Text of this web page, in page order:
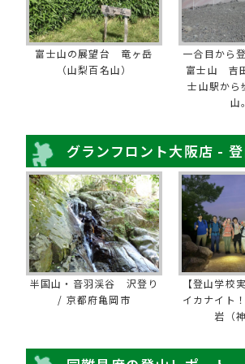
富士山の展望台 竜ヶ岳
（山梨百名山）
一合目から
富士山 吉
士山駅から
山
グランフロント大阪店 -
半国山・音羽渓谷 沢登り
/ 京都府亀岡市
【登山学
イカナイト
岩（